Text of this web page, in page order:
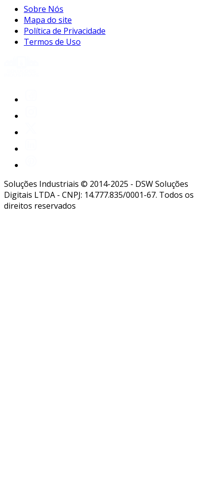
Sobre Nós
Mapa do site
Política de Privacidade
Termos de Uso
Soluções Industriais © 2014-2025 - DSW Soluções
Digitais LTDA - CNPJ: 14.777.835/0001-67. Todos os
direitos reservados